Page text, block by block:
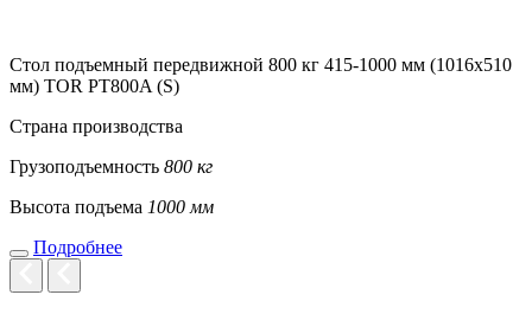
Стол подъемный передвижной 800 кг 415-1000 мм (1016х510
мм) TOR PT800A (S)
Страна производства
Грузоподъемность 800 кг
Высота подъема 1000 мм
Подробнее